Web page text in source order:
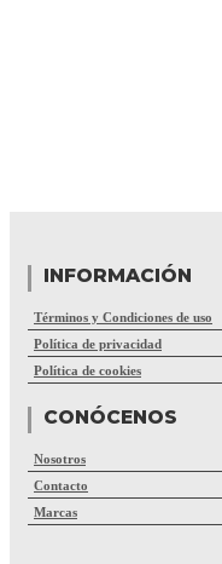
INFORMACIÓN
Términos y Condiciones de uso
Política de privacidad
Política de cookies
CONÓCENOS
Nosotros
Contacto
Marcas